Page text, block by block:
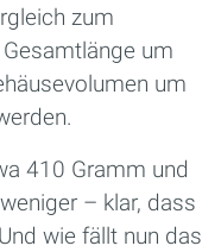
zum
um
um
410 Gramm und
– klar, dass
wie fällt nun das